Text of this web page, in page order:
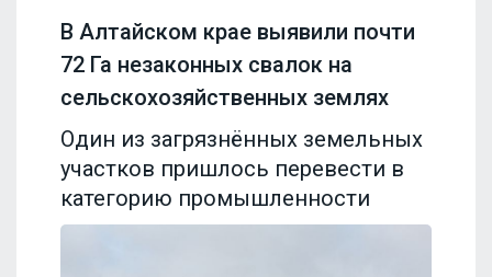
В Алтайском крае выявили почти
72 Га незаконных свалок на
сельскохозяйственных землях
Один из загрязнённых земельных
участков пришлось перевести в
категорию промышленности